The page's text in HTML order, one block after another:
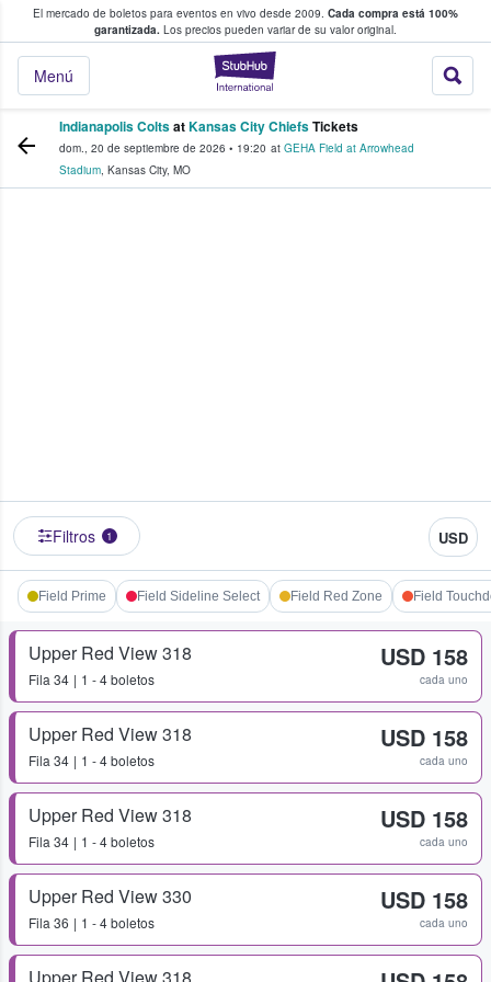
El mercado de boletos para eventos en vivo desde 2009. Cada compra está 100%
garantizada. Los precios pueden variar de su valor original.
StubHub: donde
Menú
fans compran y venden boletos
Indianapolis ColtsatKansas City ChiefsTickets
dom., 20 de septiembre de 2026 • 19:20 at GEHA Field at Arrowhead
Stadium, Kansas City, MO
Filtros 1 USD
Field Prime Field Sideline Select Field Red Zone Field
Upper Red View 318
Fila 34 1 - 4 boletos
USD 158
cada uno
Upper Red View 318
Fila 34 1 - 4 boletos
USD 158
cada uno
Upper Red View 318
Fila 34 1 - 4 boletos
USD 158
cada uno
Upper Red View 330
Fila 36 1 - 4 boletos
USD 158
cada uno